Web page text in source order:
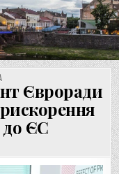
Євроради
до ЄС